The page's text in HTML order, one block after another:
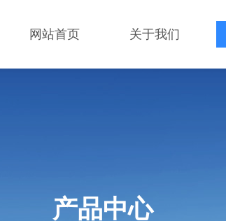
网站首页 关于我们
产品中心